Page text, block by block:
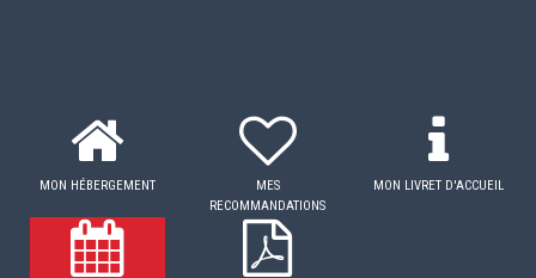
MON HÉBERGEMENT
MES
RECOMMANDATIONS
MON LIVRET D'ACCUEIL